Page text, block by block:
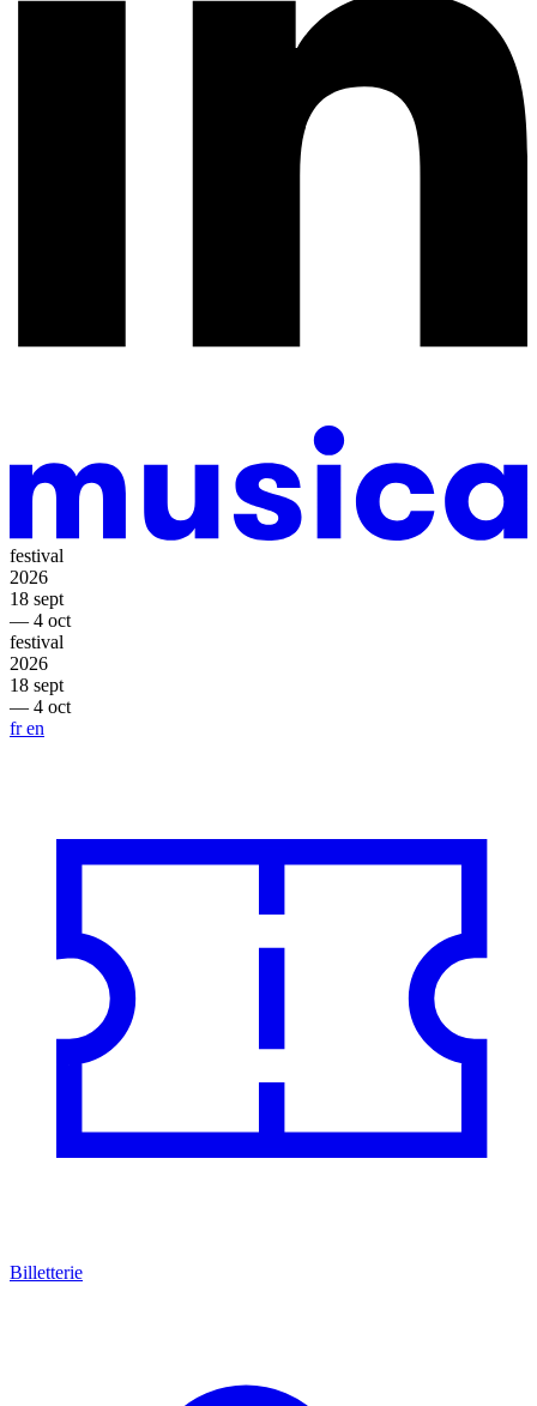
festival
2026
18 sept
— 4 oct
festival
2026
18 sept
— 4 oct
fren
Billetterie